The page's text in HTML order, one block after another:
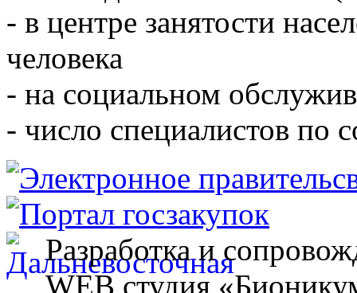
- в центре занятости
человека
- на социальном
- число специалистов по
Разработка и
WEB студия